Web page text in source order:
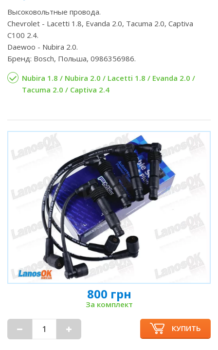
Высоковольтные провода.
Chevrolet - Lacetti 1.8, Evanda 2.0, Tacuma 2.0, Captiva
C100 2.4.
Daewoo - Nubira 2.0.
Бренд: Bosch, Польша, 0986356986.
Nubira 1.8 / Nubira 2.0 / Lacetti 1.8 / Evanda 2.0 /
Tacuma 2.0 / Captiva 2.4
800 грн
За комплект
КУПИТЬ